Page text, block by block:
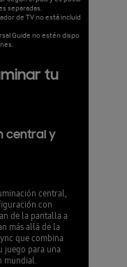
separadas.
de TV no está incluid
Guide no estén dispo
tu
central y
central,
con
de la pantalla a
más allá de la
que combina
juego para una
mundial.